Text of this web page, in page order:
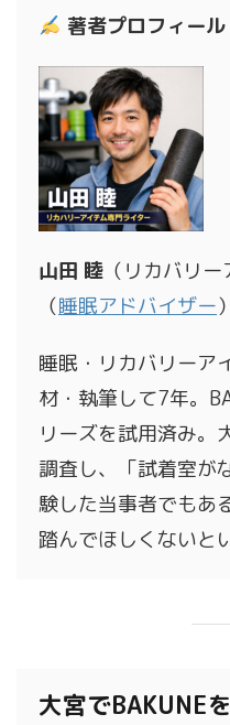
著者プロフィール
山田 睦 （リカバリ
（睡眠アドバイザー）
睡眠・リカバリーア
材・執筆して7年。
リーズを試用済み。
調査し、「試着室が
験した当事者でもあ
踏んでほしくないと
大宮でBAKUNE